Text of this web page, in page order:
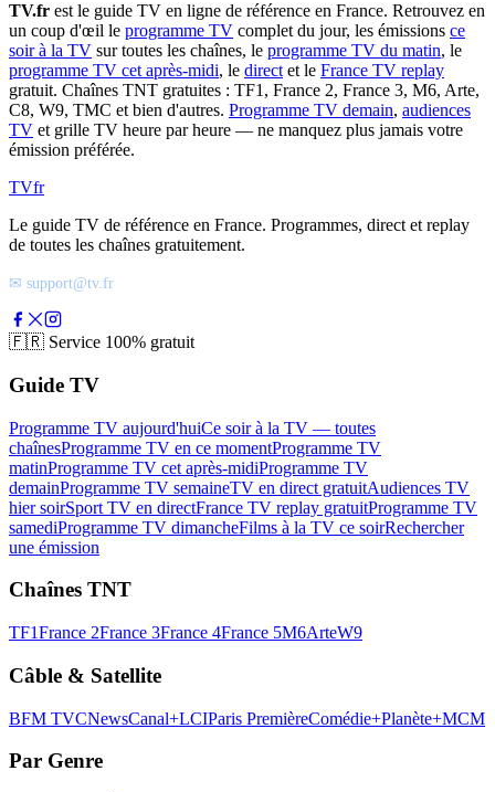
TV.fr est le guide TV en ligne de référence en France. Retrouvez en
un coup d'œil le programme TV complet du jour, les émissions ce
soir à la TV sur toutes les chaînes, le programme TV du matin, le
programme TV cet après-midi, le direct et le France TV replay
gratuit. Chaînes TNT gratuites : TF1, France 2, France 3, M6, Arte,
C8, W9, TMC et bien d'autres. Programme TV demain, audiences
TV et grille TV heure par heure — ne manquez plus jamais votre
émission préférée.
TVfr
Le guide TV de référence en France. Programmes, direct et replay
de toutes les chaînes gratuitement.
✉ support@tv.fr
🇫🇷 Service 100% gratuit
Guide TV
Programme TV aujourd'huiCe soir à la TV — toutes
chaînesProgramme TV en ce momentProgramme TV
matinProgramme TV cet après-midiProgramme TV
demainProgramme TV semaineTV en direct gratuitAudiences TV
hier soirSport TV en directFrance TV replay gratuitProgramme TV
samediProgramme TV dimancheFilms à la TV ce soirRechercher
une émission
Chaînes TNT
TF1France 2France 3France 4France 5M6ArteW9
Câble & Satellite
BFM TVCNewsCanal+LCIParis PremièreComédie+Planète+MCM
Par Genre